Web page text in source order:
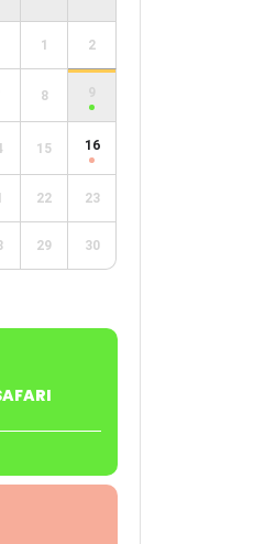
1 2
8 9
15 16
22 23
29 30